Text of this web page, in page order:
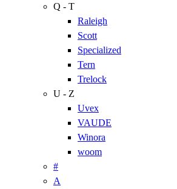
Q - T
Raleigh
Scott
Specialized
Tern
Trelock
U - Z
Uvex
VAUDE
Winora
woom
#
A